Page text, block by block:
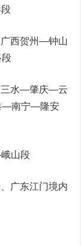
西贺州—钟山
水—肇庆—云
—南宁—隆安
山段
广东江门境内